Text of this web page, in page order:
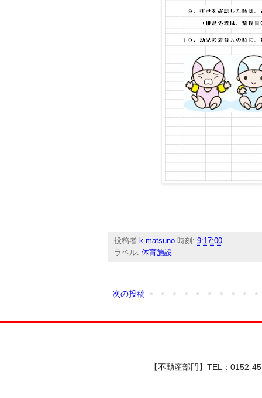
投稿者 k.matsuno 時刻: 9:17:00
ラベル: 体育施設
次の投稿
【不動産部門】TEL：0152-